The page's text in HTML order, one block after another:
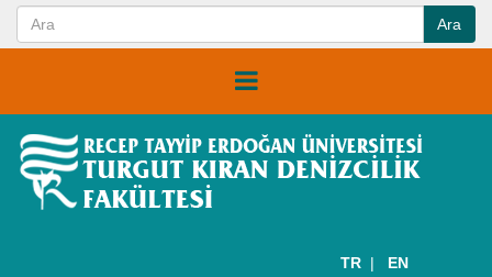
TR EN